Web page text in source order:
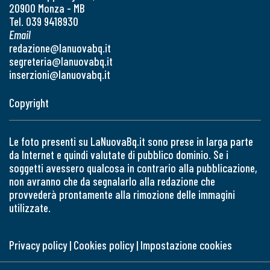
20900 Monza - MB
Tel. 039 9418930
Email
redazione@lanuovabq.it
segreteria@lanuovabq.it
inserzioni@lanuovabq.it
Copyright
Le foto presenti su LaNuovaBq.it sono prese in larga parte
da Internet e quindi valutate di pubblico dominio. Se i
soggetti avessero qualcosa in contrario alla pubblicazione,
non avranno che da segnalarlo alla redazione che
provvederà prontamente alla rimozione delle immagini
utilizzate.
Privacy policy| Cookies policy| Impostazione cookies